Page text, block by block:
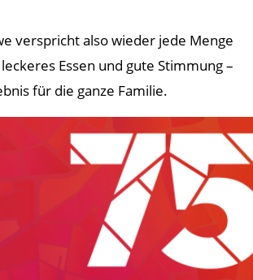
verspricht also wieder jede Menge
Essen und gute Stimmung –
für die ganze Familie.